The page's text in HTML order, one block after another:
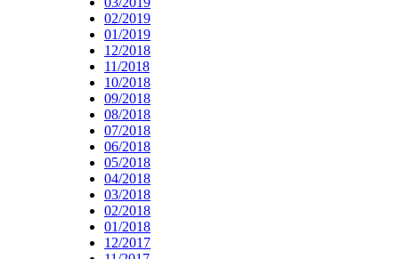
02/2019
01/2019
12/2018
11/2018
10/2018
09/2018
08/2018
07/2018
06/2018
05/2018
04/2018
03/2018
02/2018
01/2018
12/2017